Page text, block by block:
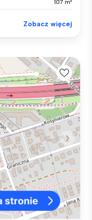
107 m²
Zobacz więcej